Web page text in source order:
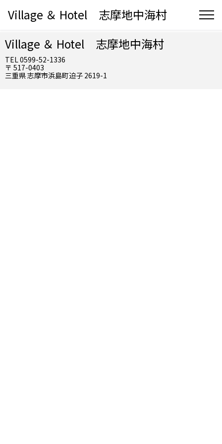
Village ＆ Hotel 志摩地中海村
Village ＆ Hotel 志摩地中海村
TEL 0599-52-1336
〒 517-0403
三重県 志摩市浜島町迫子 2619-1